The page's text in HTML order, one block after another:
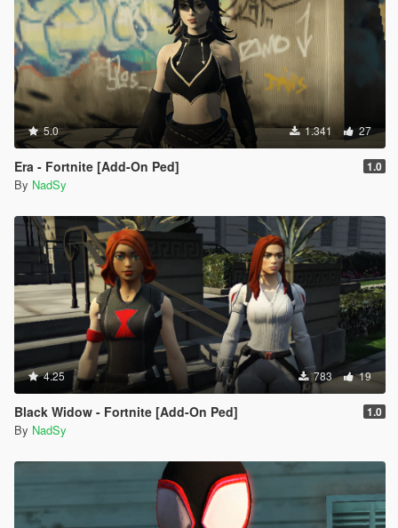
5.0 1.341 27
Era - Fortnite [Add-On Ped] 1.0
By NadSy
4.25 783 19
Black Widow - Fortnite [Add-On Ped] 1.0
By NadSy